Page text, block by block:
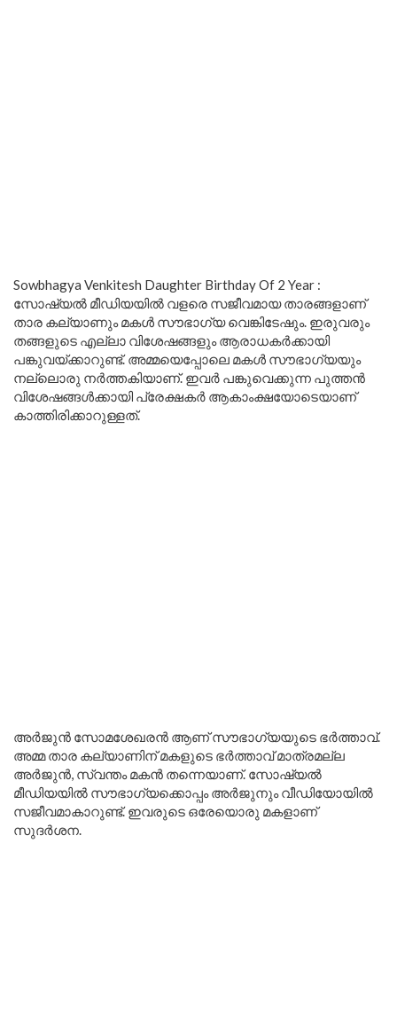
Sowbhagya Venkitesh Daughter Birthday Of 2 Year :
സോഷ്യൽ മീഡിയയിൽ വളരെ സജീവമായ താരങ്ങളാണ്
താര കല്യാണും മകൾ സൗഭാഗ്യ വെങ്കിടേഷും. ഇരുവരും
തങ്ങളുടെ എല്ലാ വിശേഷങ്ങളും ആരാധകർക്കായി
പങ്കുവയ്ക്കാറുണ്ട്. അമ്മയെപ്പോലെ മകൾ സൗഭാഗ്യയും
നല്ലൊരു നർത്തകിയാണ്. ഇവർ പങ്കുവെക്കുന്ന പുത്തൻ
വിശേഷങ്ങൾക്കായി പ്രേക്ഷകർ ആകാംക്ഷയോടെയാണ്
കാത്തിരിക്കാറുള്ളത്.
അർജുൻ സോമശേഖരൻ ആണ് സൗഭാഗ്യയുടെ ഭർത്താവ്.
അമ്മ താര കല്യാണിന് മകളുടെ ഭർത്താവ് മാത്രമല്ല
അർജുൻ, സ്വന്തം മകൻ തന്നെയാണ്. സോഷ്യൽ
മീഡിയയിൽ സൗഭാഗ്യക്കൊപ്പം അർജുനും വീഡിയോയിൽ
സജീവമാകാറുണ്ട്. ഇവരുടെ ഒരേയൊരു മകളാണ്
സുദർശന.